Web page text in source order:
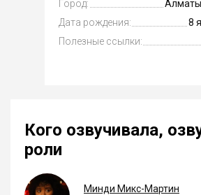
Город:
Дата рождения:
8
Полезные ссылки:
Кого озвучивала,
роли
Минди Микс-Мартин